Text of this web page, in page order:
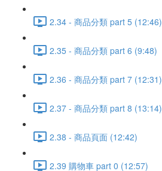
2.34 - 商品分類 part 5 (12:46)
2.35 - 商品分類 part 6 (9:48)
2.36 - 商品分類 part 7 (12:31)
2.37 - 商品分類 part 8 (13:14)
2.38 - 商品頁面 (12:42)
2.39 購物車 part 0 (12:57)